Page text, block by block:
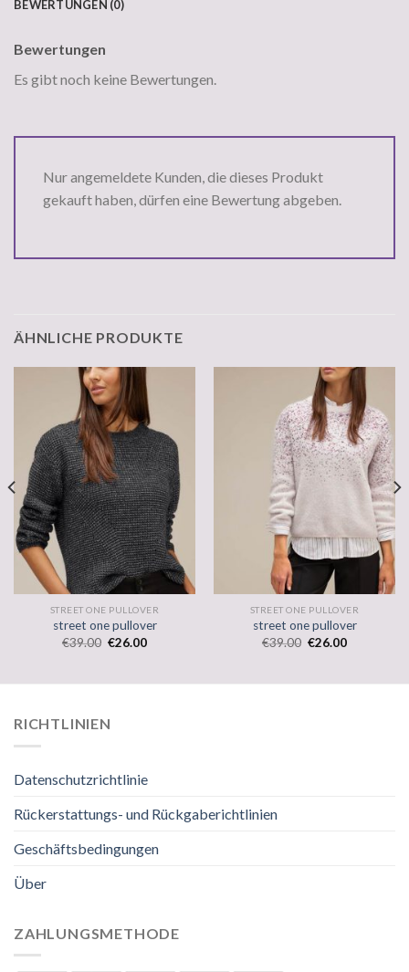
BEWERTUNGEN (0)
Bewertungen
Es gibt noch keine Bewertungen.
Nur angemeldete Kunden, die dieses Produkt
gekauft haben, dürfen eine Bewertung abgeben.
ÄHNLICHE PRODUKTE
STREET ONE PULLOVER
street one pullover
€39.00 €26.00
STREET ONE PULLOVER
street one pullover
€39.00 €26.00
RICHTLINIEN
Datenschutzrichtlinie
Rückerstattungs- und Rückgaberichtlinien
Geschäftsbedingungen
Über
ZAHLUNGSMETHODE